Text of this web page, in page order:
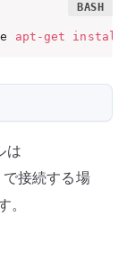
apt-get install
は
で接続する場